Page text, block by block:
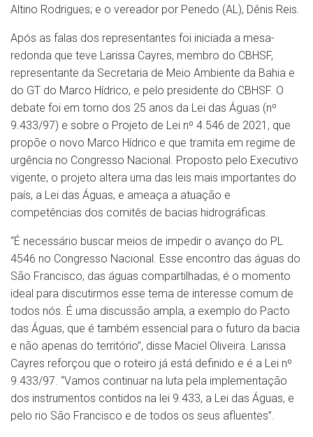
Altino Rodrigues; e o vereador por Penedo (AL), Dênis Reis.
Após as falas dos representantes foi iniciada a mesa-
redonda que teve Larissa Cayres, membro do CBHSF,
representante da Secretaria de Meio Ambiente da Bahia e
do GT do Marco Hídrico, e pelo presidente do CBHSF. O
debate foi em torno dos 25 anos da Lei das Águas (nº
9.433/97) e sobre o Projeto de Lei nº 4.546 de 2021, que
propõe o novo Marco Hídrico e que tramita em regime de
urgência no Congresso Nacional. Proposto pelo Executivo
vigente, o projeto altera uma das leis mais importantes do
país, a Lei das Águas, e ameaça a atuação e
competências dos comitês de bacias hidrográficas.
“É necessário buscar meios de impedir o avanço do PL
4546 no Congresso Nacional. Esse encontro das águas do
São Francisco, das águas compartilhadas, é o momento
ideal para discutirmos esse tema de interesse comum de
todos nós. É uma discussão ampla, a exemplo do Pacto
das Águas, que é também essencial para o futuro da bacia
e não apenas do território”, disse Maciel Oliveira. Larissa
Cayres reforçou que o roteiro já está definido e é a Lei nº
9.433/97. “Vamos continuar na luta pela implementação
dos instrumentos contidos na lei 9.433, a Lei das Águas, e
pelo rio São Francisco e de todos os seus afluentes”.